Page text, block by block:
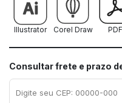
Illustrator Corel Draw PDF
Consultar frete e prazo